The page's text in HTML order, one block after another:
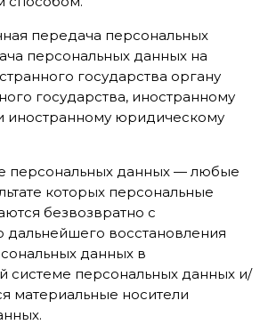
передача персональных
персональных данных на
государства органу
государства, иностранному
иностранному юридическому
персональных данных — любые
которых персональные
безвозвратно с
восстановления
данных в
системе персональных данных и/
материальные носители